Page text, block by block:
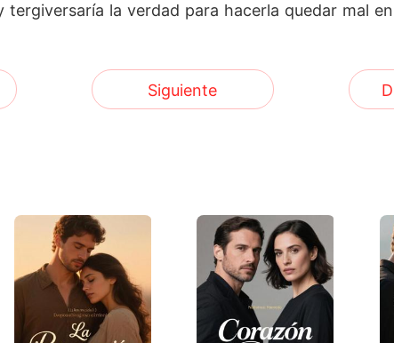
la verdad para hacerla quedar mal
Siguiente